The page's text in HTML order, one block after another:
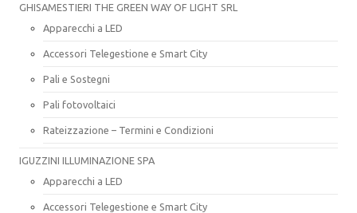
GHISAMESTIERI THE GREEN WAY OF LIGHT SRL
Apparecchi a LED
Accessori Telegestione e Smart City
Pali e Sostegni
Pali fotovoltaici
Rateizzazione – Termini e Condizioni
IGUZZINI ILLUMINAZIONE SPA
Apparecchi a LED
Accessori Telegestione e Smart City